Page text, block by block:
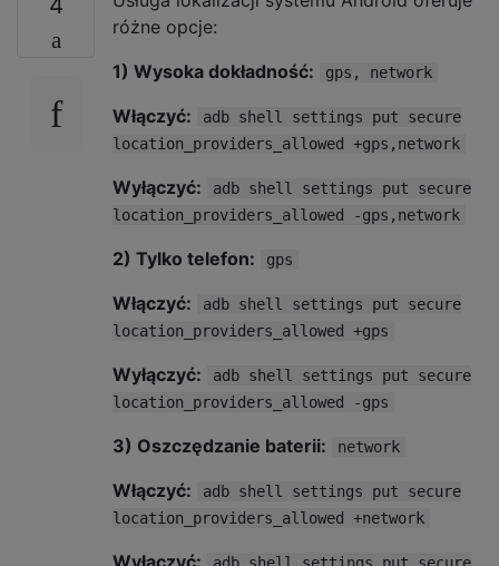
różne opcje:
1) Wysoka dokładność:
gps, network
Włączyć:
adb shell settings put secure
location_providers_allowed +gps,network
Wyłączyć:
adb shell settings put secure
location_providers_allowed -gps,network
2) Tylko telefon: gps
Włączyć:
adb shell settings put secure
location_providers_allowed +gps
Wyłączyć:
adb shell settings put secure
location_providers_allowed -gps
3) Oszczędzanie baterii: network
Włączyć:
adb shell settings put secure
location_providers_allowed +network
Wyłączyć: